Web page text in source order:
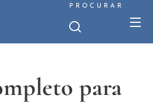
PROCURAR
para